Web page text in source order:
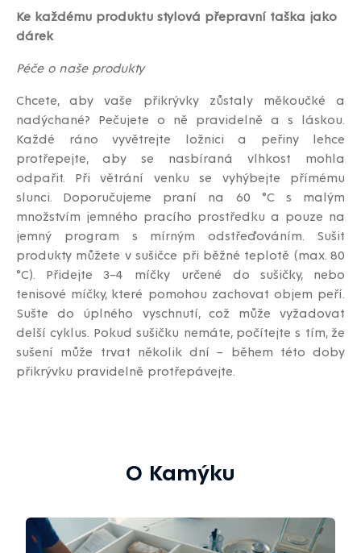
Ke každému produktu stylová přepravní taška jako
dárek
Péče o naše produkty
Chcete, aby vaše přikrývky zůstaly měkoučké a
nadýchané? Pečujete o ně pravidelně a s láskou.
Každé ráno vyvětrejte ložnici a peřiny lehce
protřepejte, aby se nasbíraná vlhkost mohla
odpařit. Při větrání venku se vyhýbejte přímému
slunci. Doporučujeme praní na 60 °C s malým
množstvím jemného pracího prostředku a pouze na
jemný program s mírným odstřeďováním. Sušit
produkty můžete v sušičce při běžné teplotě (max. 80
°C). Přidejte 3–4 míčky určené do sušičky, nebo
tenisové míčky, které pomohou zachovat objem peří.
Sušte do úplného vyschnutí, což může vyžadovat
delší cyklus. Pokud sušičku nemáte, počítejte s tím, že
sušení může trvat několik dní – během této doby
přikrývku pravidelně protřepávejte.
O Kamýku